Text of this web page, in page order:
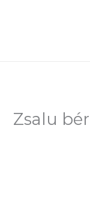
Zsalu